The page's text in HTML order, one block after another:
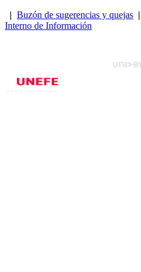
| Buzón de sugerencias y quejas |
Interno de Información